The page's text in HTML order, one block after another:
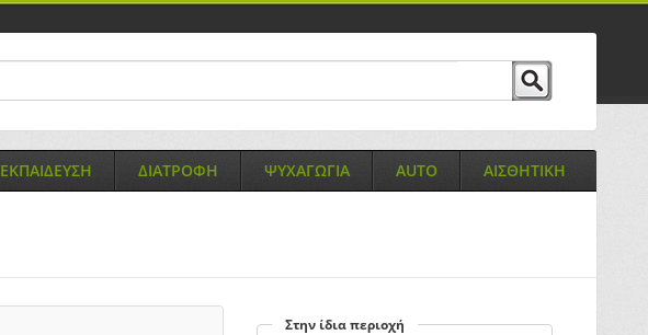
ΕΚΠΑΙΔΕΥΣΗ ΔΙΑΤΡΟΦΗ ΨΥΧΑΓΩΓΙΑ AUTO ΑΙΣΘΗΤΙΚΗ
Στην ίδια περιοχή